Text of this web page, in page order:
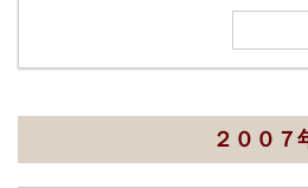
２００７